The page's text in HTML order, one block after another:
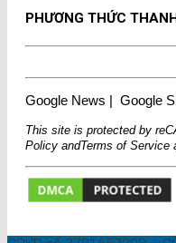
PHƯƠNG THỨC
Google News | Google
This site is protected by
Policy andTerms of Service